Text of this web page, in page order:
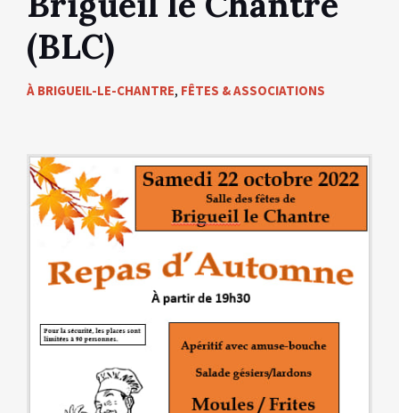
(BLC)
À BRIGUEIL-LE-CHANTRE, FÊTES & ASSOCIATIONS